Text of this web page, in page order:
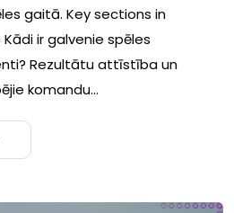
gaitā. Key sections in
ir galvenie spēles
Rezultātu attīstība un
komandu…